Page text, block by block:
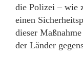
die Polizei – wie
einen
dieser
der Länder